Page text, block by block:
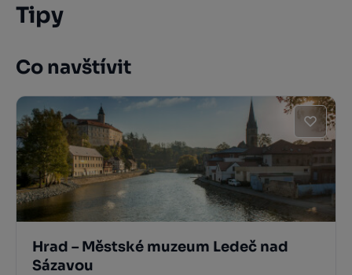
Tipy
Co navštívit
Hrad – Městské muzeum Ledeč nad
Sázavou